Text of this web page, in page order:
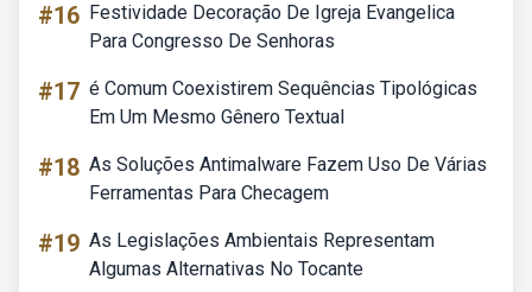
#16 Festividade Decoração De Igreja Evangelica
Para Congresso De Senhoras
#17 é Comum Coexistirem Sequências Tipológicas
Em Um Mesmo Gênero Textual
#18 As Soluções Antimalware Fazem Uso De Várias
Ferramentas Para Checagem
#19 As Legislações Ambientais Representam
Algumas Alternativas No Tocante